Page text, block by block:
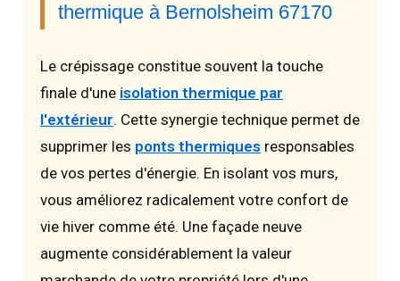
thermique à Bernolsheim 67170
Le crépissage constitue souvent la touche
finale d'une isolation thermique par
l'extérieur. Cette synergie technique permet de
supprimer les ponts thermiques responsables
de vos pertes d'énergie. En isolant vos murs,
vous améliorez radicalement votre confort de
vie hiver comme été. Une façade neuve
augmente considérablement la valeur